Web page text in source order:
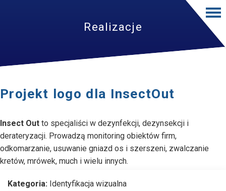
Realizacje
Projekt logo dla InsectOut
Insect Out to specjaliści w dezynfekcji, dezynsekcji i
derateryzacji. Prowadzą monitoring obiektów firm,
odkomarzanie, usuwanie gniazd os i szerszeni, zwalczanie
kretów, mrówek, much i wielu innych.
Kategoria: Identyfikacja wizualna